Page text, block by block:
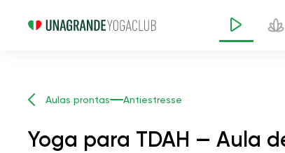
Aulas prontas Antiestresse
Yoga para TDAH — Aula